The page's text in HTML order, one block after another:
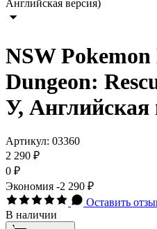
NSW
Dungeon:
У, Английская
Артикул: 03360
2 290 ₽
0 ₽
Экономия -2 290 ₽
Оставить
В наличии